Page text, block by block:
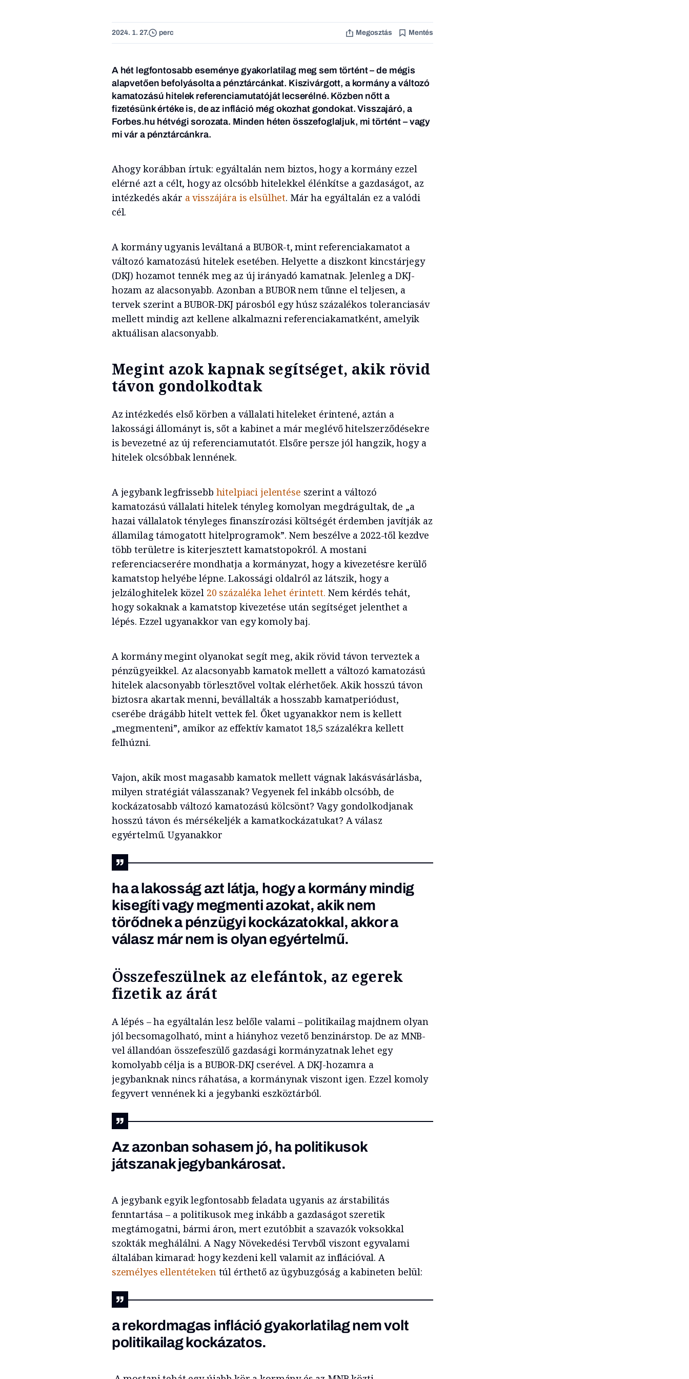
2024. 1. 27. perc Megosztás Mentés
A hét legfontosabb eseménye gyakorlatilag meg sem történt – de mégis
alapvetően befolyásolta a pénztárcánkat. Kiszivárgott, a kormány a változó
kamatozású hitelek referenciamutatóját lecserélné. Közben nőtt a
fizetésünk értéke is, de az infláció még okozhat gondokat.Visszajáró, a
Forbes.hu hétvégi sorozata. Minden héten összefoglaljuk, mi történt – vagy
mi vár a pénztárcánkra.
Ahogy korábban írtuk: egyáltalán nem biztos, hogy a kormány ezzel
elérné azt a célt, hogy az olcsóbb hitelekkel élénkítse a gazdaságot, az
intézkedés akár a visszájára is elsülhet. Már ha egyáltalán ez a valódi
cél.
A kormány ugyanis leváltaná a BUBOR-t, mint referenciakamatot a
változó kamatozású hitelek esetében. Helyette a diszkont kincstárjegy
(DKJ) hozamot tennék meg az új irányadó kamatnak. Jelenleg a DKJ-
hozam az alacsonyabb. Azonban a BUBOR nem tűnne el teljesen, a
tervek szerint a BUBOR-DKJ párosból egy húsz százalékos toleranciasáv
mellett mindig azt kellene alkalmazni referenciakamatként, amelyik
aktuálisan alacsonyabb.
Megint azok kapnak segítséget, akik rövid
távon gondolkodtak
Az intézkedés első körben a vállalati hiteleket érintené, aztán a
lakossági állományt is, sőt a kabinet a már meglévő hitelszerződésekre
is bevezetné az új referenciamutatót. Elsőre persze jól hangzik, hogy a
hitelek olcsóbbak lennének.
A jegybank legfrissebb hitelpiaci jelentése szerint a változó
kamatozású vállalati hitelek tényleg komolyan megdrágultak, de „a
hazai vállalatok tényleges finanszírozási költségét érdemben javítják az
államilag támogatott hitelprogramok”. Nem beszélve a 2022-től kezdve
több területre is kiterjesztett kamatstopokról. A mostani
referenciacserére mondhatja a kormányzat, hogy a kivezetésre kerülő
kamatstop helyébe lépne. Lakossági oldalról az látszik, hogy a
jelzáloghitelek közel 20 százaléka lehet érintett. Nem kérdés tehát,
hogy sokaknak a kamatstop kivezetése után segítséget jelenthet a
lépés. Ezzel ugyanakkor van egy komoly baj.
A kormány megint olyanokat segít meg, akik rövid távon terveztek a
pénzügyeikkel. Az alacsonyabb kamatok mellett a változó kamatozású
hitelek alacsonyabb törlesztővel voltak elérhetőek. Akik hosszú távon
biztosra akartak menni, bevállalták a hosszabb kamatperiódust,
cserébe drágább hitelt vettek fel. Őket ugyanakkor nem is kellett
„megmenteni”, amikor az effektív kamatot 18,5 százalékra kellett
felhúzni.
Vajon, akik most magasabb kamatok mellett vágnak lakásvásárlásba,
milyen stratégiát válasszanak? Vegyenek fel inkább olcsóbb, de
kockázatosabb változó kamatozású kölcsönt? Vagy gondolkodjanak
hosszú távon és mérsékeljék a kamatkockázatukat? A válasz
egyértelmű. Ugyanakkor
ha a lakosság azt látja, hogy a kormány mindig
kisegíti vagy megmenti azokat, akik nem
törődnek a pénzügyi kockázatokkal, akkor a
válasz már nem is olyan egyértelmű.
Összefeszülnek az elefántok, az egerek
fizetik az árát
A lépés – ha egyáltalán lesz belőle valami – politikailag majdnem olyan
jól becsomagolható, mint a hiányhoz vezető benzinárstop. De az MNB-
vel állandóan összefeszülő gazdasági kormányzatnak lehet egy
komolyabb célja is a BUBOR-DKJ cserével. A DKJ-hozamra a
jegybanknak nincs ráhatása, a kormánynak viszont igen. Ezzel komoly
fegyvert vennének ki a jegybanki eszköztárból.
Az azonban sohasem jó, ha politikusok
játszanak jegybankárosat.
A jegybank egyik legfontosabb feladata ugyanis az árstabilitás
fenntartása – a politikusok meg inkább a gazdaságot szeretik
megtámogatni, bármi áron, mert ezutóbbit a szavazók voksokkal
szokták meghálálni. A Nagy Növekedési Tervből viszont egyvalami
általában kimarad: hogy kezdeni kell valamit az inflációval. A
személyes ellentéteken túl érthető az ügybuzgóság a kabineten belül:
a rekordmagas infláció gyakorlatilag nem volt
politikailag kockázatos.